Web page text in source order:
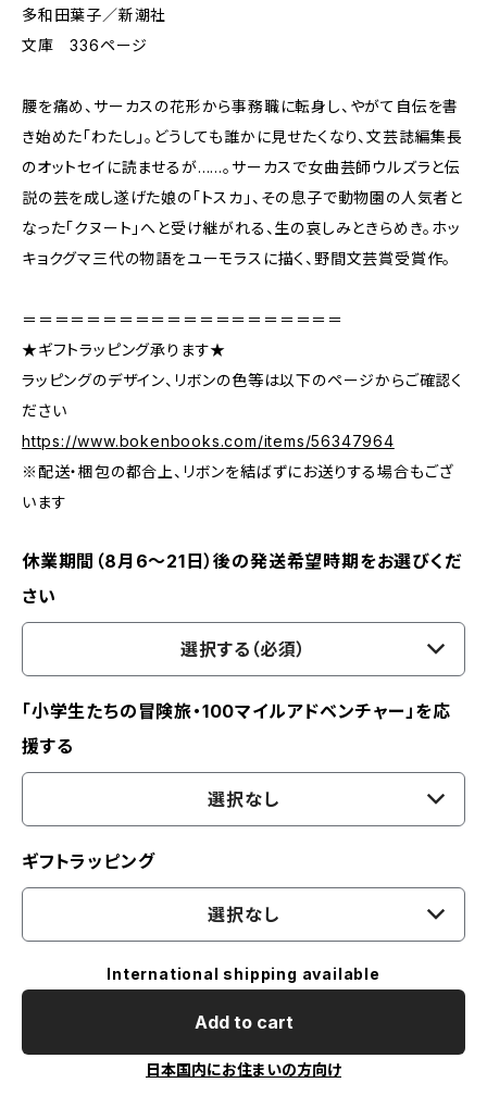
多和田葉子／新潮社
文庫 336ページ
腰を痛め、サーカスの花形から事務職に転身し、やがて自伝を書
き始めた「わたし」。どうしても誰かに見せたくなり、文芸誌編集長
のオットセイに読ませるが……。サーカスで女曲芸師ウルズラと伝
説の芸を成し遂げた娘の「トスカ」、その息子で動物園の人気者と
なった「クヌート」へと受け継がれる、生の哀しみときらめき。ホッ
キョクグマ三代の物語をユーモラスに描く、野間文芸賞受賞作。
＝＝＝＝＝＝＝＝＝＝＝＝＝＝＝＝＝＝＝＝
★ギフトラッピング承ります★
ラッピングのデザイン、リボンの色等は以下のページからご確認く
ださい
https://www.bokenbooks.com/items/56347964
※配送・梱包の都合上、リボンを結ばずにお送りする場合もござ
います
休業期間（8月6〜21日）後の発送希望時期をお選びくだ
さい
選択する（必須）
「小学生たちの冒険旅・100マイルアドベンチャー」を応
援する
選択なし
ギフトラッピング
選択なし
International shipping available
Add to cart
日本国内にお住まいの方向け